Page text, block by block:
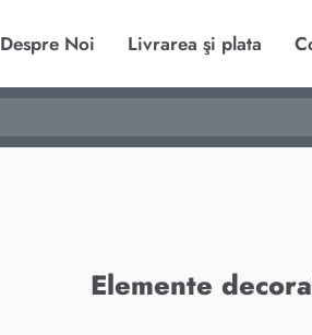
Despre Noi Livrarea şi plata
Elemente